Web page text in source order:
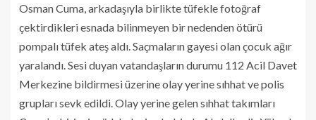
Osman Cuma, arkadaşıyla birlikte tüfekle fotoğraf
çektirdikleri esnada bilinmeyen bir nedenden ötürü
pompalı tüfek ateş aldı. Saçmaların gayesi olan çocuk ağır
yaralandı. Sesi duyan vatandaşların durumu 112 Acil Davet
Merkezine bildirmesi üzerine olay yerine sıhhat ve polis
grupları sevk edildi. Olay yerine gelen sıhhat takımları